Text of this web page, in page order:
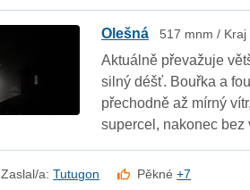
Olešná 517 mnm / Kraj
Aktuálně převažuje
silný déšť. Bouřka a
přechodně až mírný
supercel, nakonec bez
Zaslal/a:Tutugon Pěkné+7